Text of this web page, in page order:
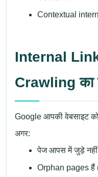
Contextual
Internal
Crawling का
Google आपकी वेबसाइट
अगर:
पेज आपस में जुड़े
Orphan pages हैं